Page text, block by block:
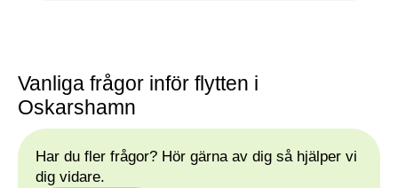
Vanliga frågor inför flytten i
Oskarshamn
Har du fler frågor? Hör gärna av dig så hjälper vi
dig vidare.